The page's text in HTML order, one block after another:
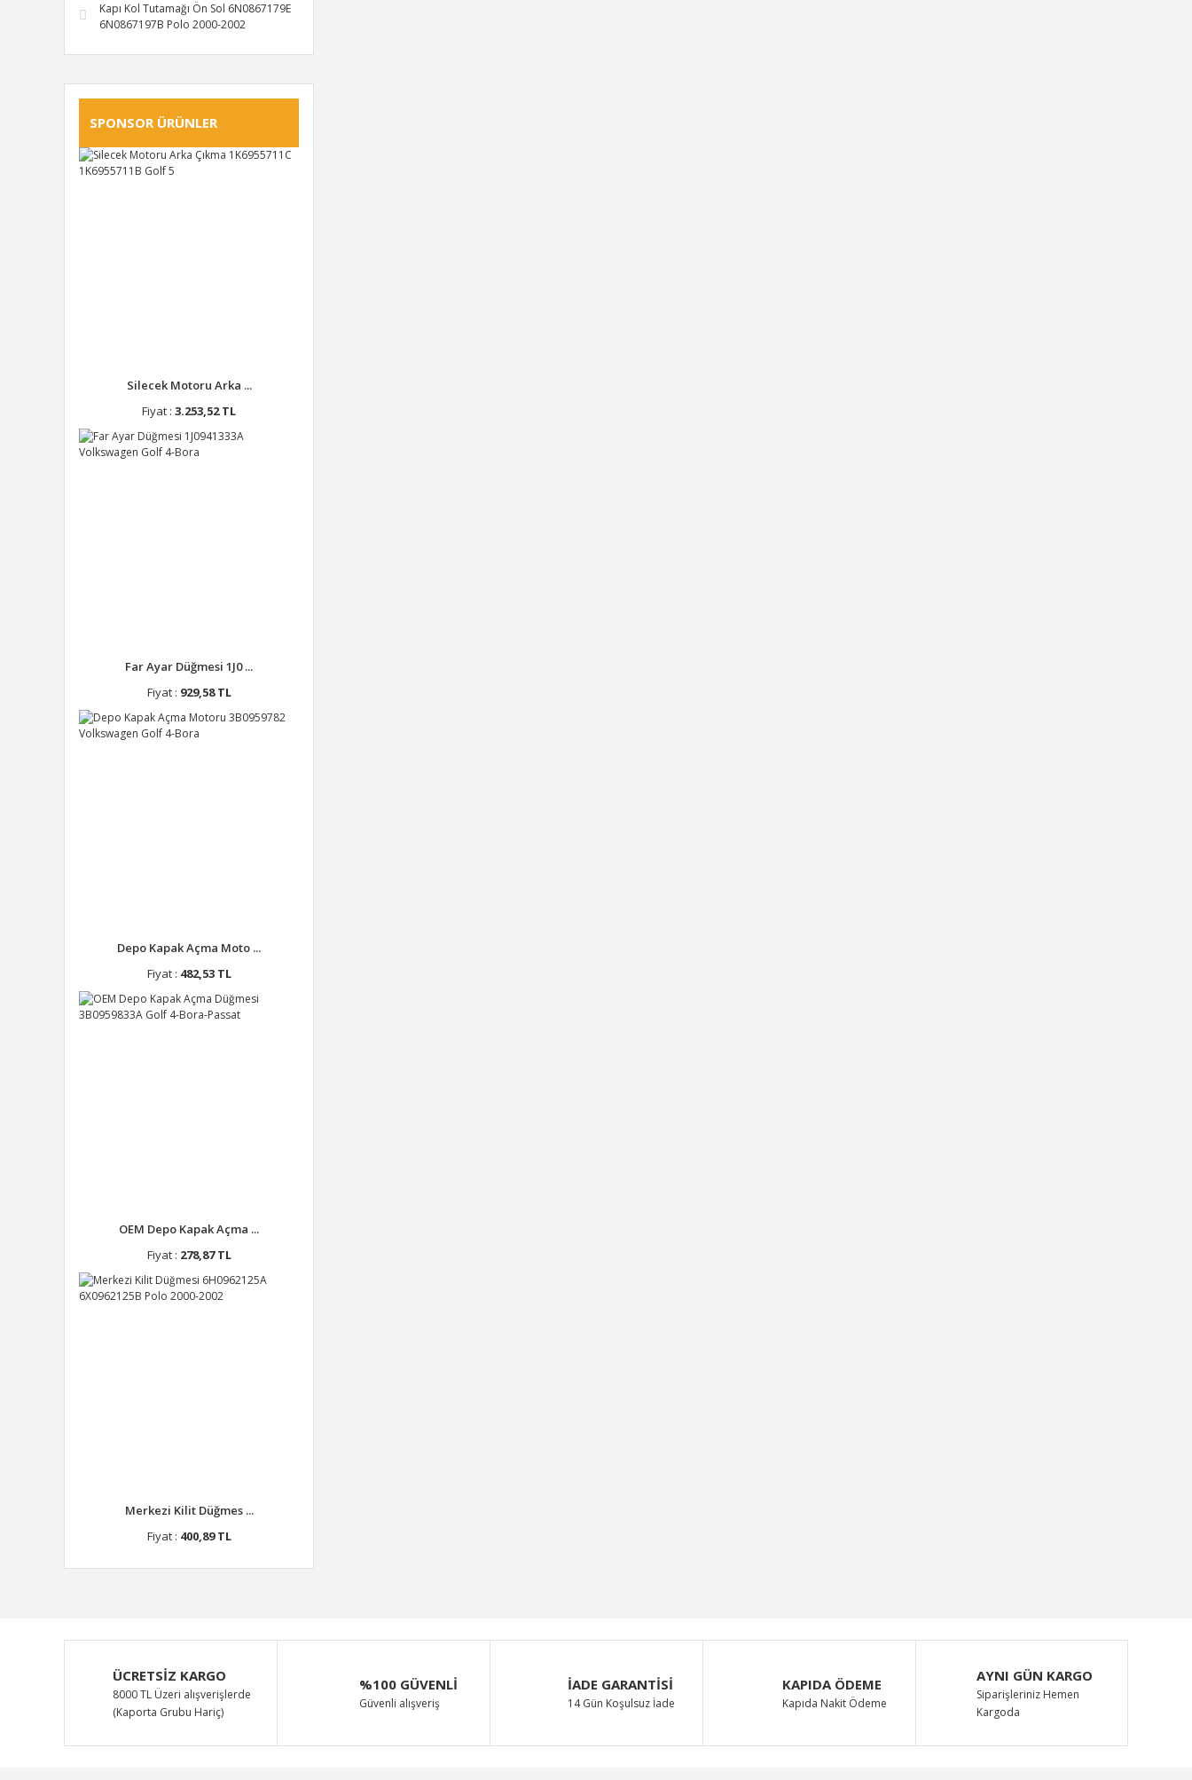
Kapı Kol Tutamağı Ön Sol 6N0867179E
6N0867197B Polo 2000-2002
SPONSOR ÜRÜNLER
Silecek Motoru Arka ...
Fiyat : 3.253,52 TL
Far Ayar Düğmesi 1J0 ...
Fiyat : 929,58 TL
Depo Kapak Açma Moto ...
Fiyat : 482,53 TL
OEM Depo Kapak Açma ...
Fiyat : 278,87 TL
Merkezi Kilit Düğmes ...
Fiyat : 400,89 TL
ÜCRETSİZ KARGO
8000 TL Üzeri alışverişlerde
(Kaporta Grubu Hariç)
%100 GÜVENLİ
Güvenli alışveriş
İADE GARANTİSİ
14 Gün Koşulsuz İade
KAPIDA ÖDEME
Kapıda Nakit Ödeme
AYNI GÜN KARGO
Siparişleriniz Hemen
Kargoda